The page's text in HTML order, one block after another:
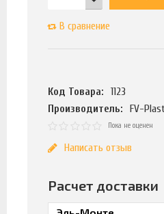
В сравнение
Код Товара:
1123
Производитель:
FV-
Пока не оценен
Написать отзыв
Расчет доставки